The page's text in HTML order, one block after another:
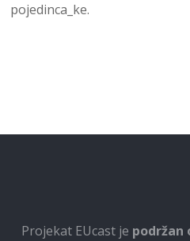
pojedinca_ke.
Projekat EUcast je podržan